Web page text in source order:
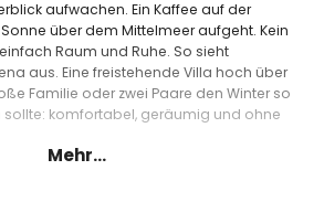
aufwachen. Ein Kaffee auf der
über dem Mittelmeer aufgeht. Kein
Raum und Ruhe. So sieht
aus. Eine freistehende Villa hoch über
Familie oder zwei Paare den Winter so
sollte: komfortabel, geräumig und ohne
Mehr...